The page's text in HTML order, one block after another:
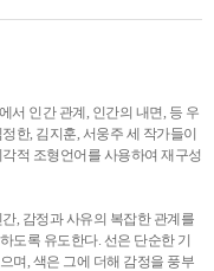
에서 인간 관계, 인간의 내면, 등 우
한, 김지훈, 서웅주 세 작가들이
적 조형언어를 사용하여 재구성
, 감정과 사유의 복잡한 관계를
도록 유도한다. 선은 단순한 기
며, 색은 그에 더해 감정을 풍부